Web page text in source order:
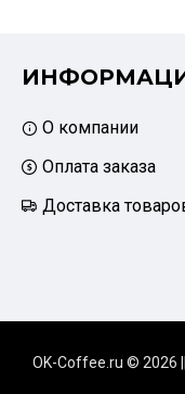
О компании
Оплата заказа
Доставка
OK-Coffee.ru © 2026